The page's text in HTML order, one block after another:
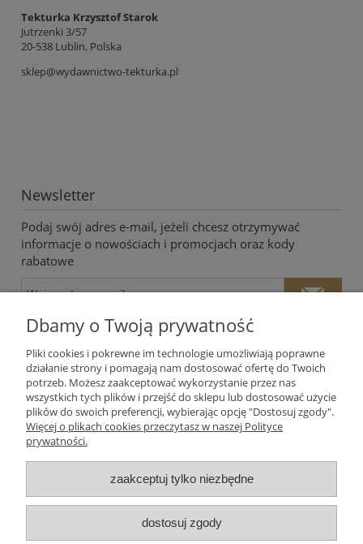
Tekturka Krzysztof Starok
Jutrzenki 3/57
20-538 Lublin, Polska
sklep@wydawnictwo-tekturka.pl
Newsletter
Podaj swój adres e-mail, jeżeli chcesz otrzymywać
informacje o nowościach i promocjach oraz kody
rabatowe
Twoje dane będą przetwarzane zgodnie z nasząpolityką
prywatności
Moje konto
Płatności i dostawa
Informacje
Dbamy o Twoją prywatność
Pliki cookies i pokrewne im technologie umożliwiają poprawne
działanie strony i pomagają nam dostosować ofertę do Twoich
potrzeb. Możesz zaakceptować wykorzystanie przez nas
wszystkich tych plików i przejść do sklepu lub dostosować użycie
plików do swoich preferencji, wybierając opcję "Dostosuj zgody".
Więcej o plikach cookies przeczytasz w naszej Polityce
prywatności.
zaakceptuj tylko niezbędne
dostosuj zgody